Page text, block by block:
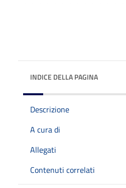
INDICE DELLA PAGINA
Descrizione
A cura di
Allegati
Contenuti correlati